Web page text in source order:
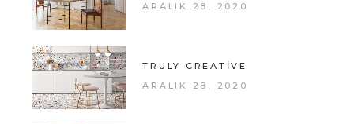
ARALIK 28, 2020
TRULY CREATIVE
ARALIK 28, 2020